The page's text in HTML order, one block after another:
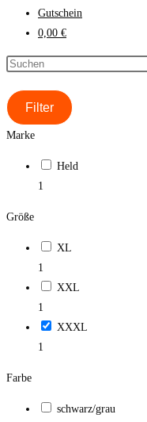
Gutschein
0,00 €
Filter
Marke
Held
1
Größe
XL
1
XXL
1
XXXL
1
Farbe
schwarz/grau